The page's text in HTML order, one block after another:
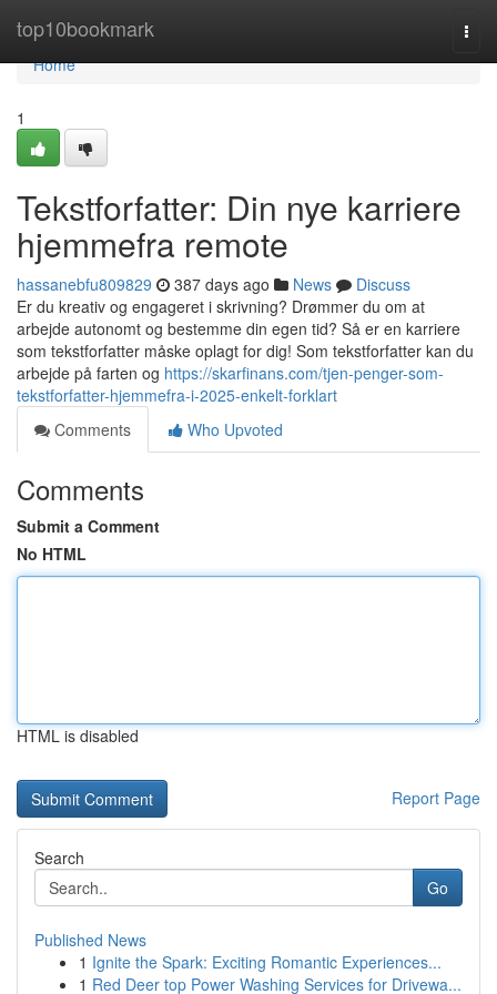
top10bookmark
Home
Home
1
Tekstforfatter: Din nye karriere
hjemmefra remote
hassanebfu809829 387 days ago News
Discuss
Er du kreativ og engageret i skrivning? Drømmer du om at
arbejde autonomt og bestemme din egen tid? Så er en karriere
som tekstforfatter måske oplagt for dig! Som tekstforfatter kan du
arbejde på farten og https://skarfinans.com/tjen-penger-som-
tekstforfatter-hjemmefra-i-2025-enkelt-forklart
Comments
Who Upvoted
Comments
Submit a Comment
No HTML
HTML is disabled
Report Page
Search
Go
Published News
1 Ignite the Spark: Exciting Romantic Experiences...
1 Red Deer top Power Washing Services for Drivewa...